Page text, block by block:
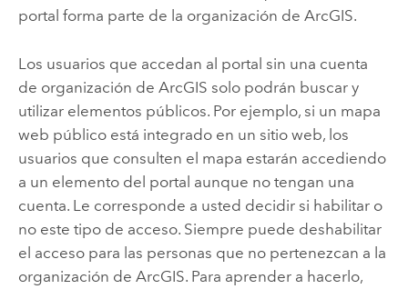
portal forma parte de la organización de ArcGIS.
Los usuarios que accedan al portal sin una cuenta
de organización de ArcGIS solo podrán buscar y
utilizar elementos públicos. Por ejemplo, si un mapa
web público está integrado en un sitio web, los
usuarios que consulten el mapa estarán accediendo
a un elemento del portal aunque no tengan una
cuenta. Le corresponde a usted decidir si habilitar o
no este tipo de acceso. Siempre puede deshabilitar
el acceso para las personas que no pertenezcan a la
organización de ArcGIS. Para aprender a hacerlo,